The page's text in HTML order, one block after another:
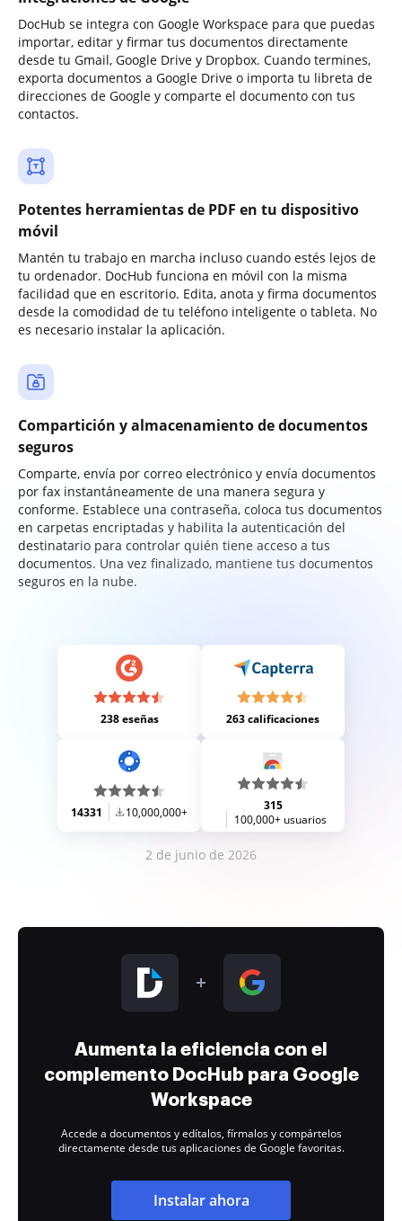
DocHub se integra con Google Workspace para que puedas
importar, editar y firmar tus documentos directamente
desde tu Gmail, Google Drive y Dropbox. Cuando termines,
exporta documentos a Google Drive o importa tu libreta de
direcciones de Google y comparte el documento con tus
contactos.
Potentes herramientas de PDF en tu dispositivo
móvil
Mantén tu trabajo en marcha incluso cuando estés lejos de
tu ordenador. DocHub funciona en móvil con la misma
facilidad que en escritorio. Edita, anota y firma documentos
desde la comodidad de tu teléfono inteligente o tableta. No
es necesario instalar la aplicación.
Compartición y almacenamiento de documentos
seguros
Comparte, envía por correo electrónico y envía documentos
por fax instantáneamente de una manera segura y
conforme. Establece una contraseña, coloca tus documentos
en carpetas encriptadas y habilita la autenticación del
destinatario para controlar quién tiene acceso a tus
documentos. Una vez finalizado, mantiene tus documentos
seguros en la nube.
238 eseñas 263 calificaciones
14331 10,000,000+
315
100,000+ usuarios
2 de junio de 2026
Aumenta la eficiencia con el
complemento DocHub para Google
Workspace
Accede a documentos y edítalos, fírmalos y compártelos
directamente desde tus aplicaciones de Google favoritas.
Instalar ahora